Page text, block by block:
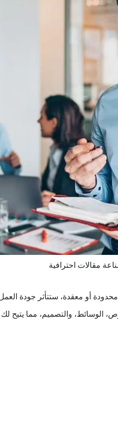
مقالات احترافية
أو معقدة، ستتأثر جودة
والتصميم، مما يتيح لك